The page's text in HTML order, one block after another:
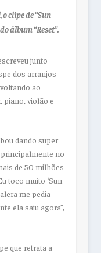
clipe de“Sun
álbum “Reset”.
junto
dos arranjos
ao
piano, violão e
dando super
no
de 50 milhões
toco muito ‘Sun
me pedia
ela saiu agora”,
que retrata a